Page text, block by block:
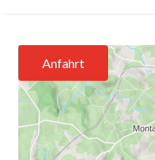
Anfahrt